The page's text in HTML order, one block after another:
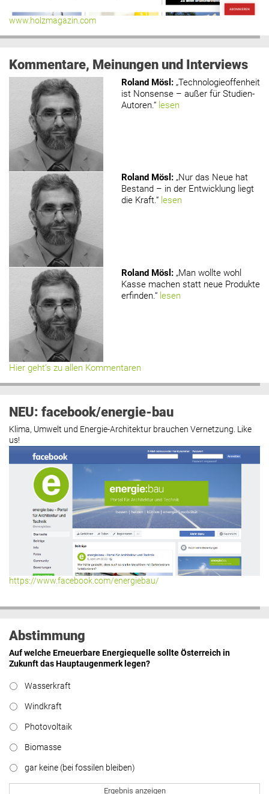
www.holzmagazin.com
Kommentare, Meinungen und Interviews
Roland Mösl : „Technologieoffenheit
ist Nonsense – außer für Studien-
Autoren.“ lesen
Roland Mösl : „Nur das Neue hat
Bestand – in der Entwicklung liegt
die Kraft.“ lesen
Roland Mösl : „Man wollte wohl
Kasse machen statt neue Produkte
erfinden.“ lesen
Hier geht’s zu allen Kommentaren
NEU: facebook/energie-bau
Klima, Umwelt und Energie-Architektur brauchen Vernetzung. Like
us!
https://www.facebook.com/energiebau/
Abstimmung
Auf welche Erneuerbare Energiequelle sollte Österreich in
Zukunft das Hauptaugenmerk legen?
Wasserkraft
Windkraft
Photovoltaik
Biomasse
gar keine (bei fossilen bleiben)
Ergebnis anzeigen